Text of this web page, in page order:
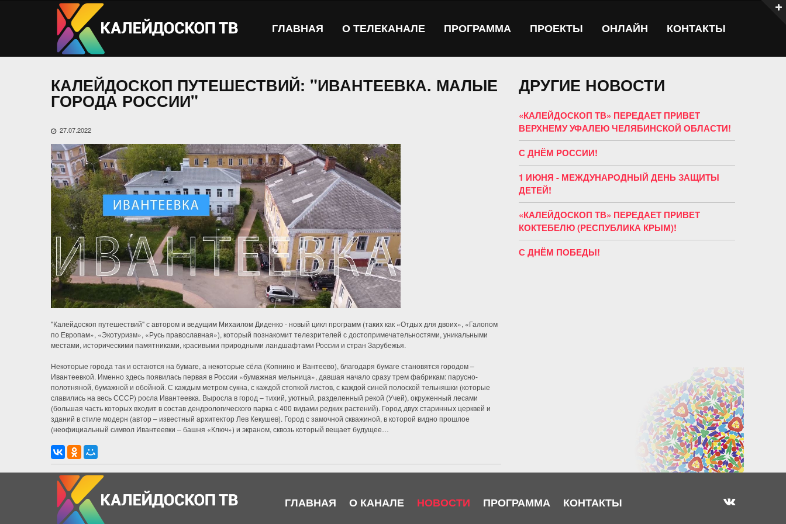
ГЛАВНАЯ О ТЕЛЕКАНАЛЕ ПРОГРАММА ПРОЕКТЫ ОНЛАЙН КОНТАКТЫ
КАЛЕЙДОСКОП ПУТЕШЕСТВИЙ: "ИВАНТЕЕВКА. МАЛЫЕ
ГОРОДА РОССИИ"
27.07.2022
"Калейдоскоп путешествий" с автором и ведущим Михаилом Диденко - новый цикл программ (таких как «Отдых для двоих», «Галопом
по Европам», «Экотуризм», «Русь православная»), который познакомит телезрителей с достопримечательностями, уникальными
местами, историческими памятниками, красивыми природными ландшафтами России и стран Зарубежья.
Некоторые города так и остаются на бумаге, а некоторые сёла (Копнино и Вантеево), благодаря бумаге становятся городом –
Ивантеевкой. Именно здесь появилась первая в России «бумажная мельница», давшая начало сразу трем фабрикам: парусно-
полотняной, бумажной и обойной. С каждым метром сукна, с каждой стопкой листов, с каждой синей полоской тельняшки (которые
славились на весь СССР) росла Ивантеевка. Выросла в город – тихий, уютный, разделенный рекой (Учей), окруженный лесами
(большая часть которых входит в состав дендрологического парка с 400 видами редких растений). Город двух старинных церквей и
зданий в стиле модерн (автор – известный архитектор Лев Кекушев). Город с замочной скважиной, в которой видно прошлое
(неофициальный символ Ивантеевки – башня «Ключ») и экраном, сквозь который вещает будущее…
ДРУГИЕ НОВОСТИ
«КАЛЕЙДОСКОП ТВ» ПЕРЕДАЕТ ПРИВЕТ
ВЕРХНЕМУ УФАЛЕЮ ЧЕЛЯБИНСКОЙ ОБЛАСТИ!
С ДНЁМ РОССИИ!
1 ИЮНЯ - МЕЖДУНАРОДНЫЙ ДЕНЬ ЗАЩИТЫ
ДЕТЕЙ!
«КАЛЕЙДОСКОП ТВ» ПЕРЕДАЕТ ПРИВЕТ
КОКТЕБЕЛЮ (РЕСПУБЛИКА КРЫМ)!
С ДНЁМ ПОБЕДЫ!
ГЛАВНАЯ О КАНАЛЕ НОВОСТИ ПРОГРАММА КОНТАКТЫ